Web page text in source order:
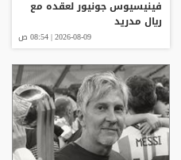
فينيسيوس جونيور لعقده مع
ريال مدريد
2026-08-09 | 08:54 ص